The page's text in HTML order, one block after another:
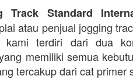
Track Standard
atau penjual jogging
kami terdiri dari dua
memiliki semua
tercakup dari cat primer